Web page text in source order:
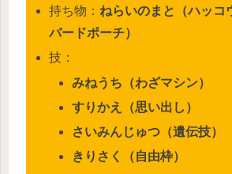
持ち物： ねらいのまと（ハッコ
バードポーチ）
技：
みねうち（わざマシン）
すりかえ（思い出し）
さいみんじゅつ（遺伝技）
きりさく（自由枠）